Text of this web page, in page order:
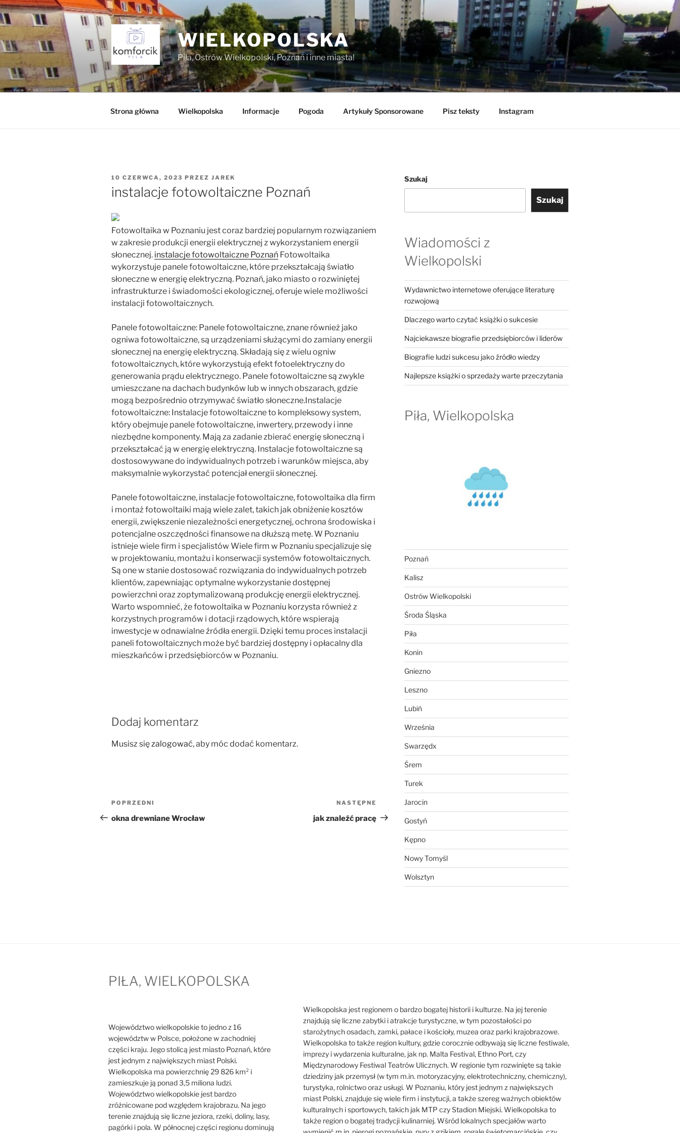
Przejdź
do
treści
WIELKOPOLSKA
Piła, Ostrów Wielkopolski, Poznań i inne miasta!
Strona główna Wielkopolska Informacje Pogoda Artykuły Sponsorowane Pisz teksty Instagram
OPUBLIKOWANE
W
10 CZERWCA, 2023 PRZEZ JAREK
instalacje fotowoltaiczne Poznań
Fotowoltaika w Poznaniu jest coraz bardziej popularnym rozwiązaniem
w zakresie produkcji energii elektrycznej z wykorzystaniem energii
słonecznej. instalacje fotowoltaiczne Poznań Fotowoltaika
wykorzystuje panele fotowoltaiczne, które przekształcają światło
słoneczne w energię elektryczną. Poznań, jako miasto o rozwiniętej
infrastrukturze i świadomości ekologicznej, oferuje wiele możliwości
instalacji fotowoltaicznych.
Panele fotowoltaiczne: Panele fotowoltaiczne, znane również jako
ogniwa fotowoltaiczne, są urządzeniami służącymi do zamiany energii
słonecznej na energię elektryczną. Składają się z wielu ogniw
fotowoltaicznych, które wykorzystują efekt fotoelektryczny do
generowania prądu elektrycznego. Panele fotowoltaiczne są zwykle
umieszczane na dachach budynków lub w innych obszarach, gdzie
mogą bezpośrednio otrzymywać światło słoneczne.Instalacje
fotowoltaiczne: Instalacje fotowoltaiczne to kompleksowy system,
który obejmuje panele fotowoltaiczne, inwertery, przewody i inne
niezbędne komponenty. Mają za zadanie zbierać energię słoneczną i
przekształcać ją w energię elektryczną. Instalacje fotowoltaiczne są
dostosowywane do indywidualnych potrzeb i warunków miejsca, aby
maksymalnie wykorzystać potencjał energii słonecznej.
Panele fotowoltaiczne, instalacje fotowoltaiczne, fotowoltaika dla firm
i montaż fotowoltaiki mają wiele zalet, takich jak obniżenie kosztów
energii, zwiększenie niezależności energetycznej, ochrona środowiska i
potencjalne oszczędności finansowe na dłuższą metę. W Poznaniu
istnieje wiele firm i specjalistów Wiele firm w Poznaniu specjalizuje się
w projektowaniu, montażu i konserwacji systemów fotowoltaicznych.
Są one w stanie dostosować rozwiązania do indywidualnych potrzeb
klientów, zapewniając optymalne wykorzystanie dostępnej
powierzchni oraz zoptymalizowaną produkcję energii elektrycznej.
Warto wspomnieć, że fotowoltaika w Poznaniu korzysta również z
korzystnych programów i dotacji rządowych, które wspierają
inwestycje w odnawialne źródła energii. Dzięki temu proces instalacji
paneli fotowoltaicznych może być bardziej dostępny i opłacalny dla
mieszkańców i przedsiębiorców w Poznaniu.
Dodaj komentarz
Musisz sięzalogować, aby móc dodać komentarz.
Nawigacja
wpisu
Poprzedni
wpis
POPRZEDNI
okna drewniane Wrocław
Następny
wpis
NASTĘPNE
jak znaleźć pracę
Szukaj
Szukaj
Wiadomości z
Wielkopolski
Wydawnictwo internetowe oferujące literaturę
rozwojową
Dlaczego warto czytać książki o sukcesie
Najciekawsze biografie przedsiębiorców i liderów
Biografie ludzi sukcesu jako źródło wiedzy
Najlepsze książki o sprzedaży warte przeczytania
Piła, Wielkopolska
Poznań
Kalisz
Ostrów Wielkopolski
Środa Śląska
Piła
Konin
Gniezno
Leszno
Lubiń
Września
Swarzędx
Śrem
Turek
Jarocin
Gostyń
Kępno
Nowy Tomyśl
Wolsztyn
PIŁA, WIELKOPOLSKA
Województwo wielkopolskie to jedno z 16
województw w Polsce, położone w zachodniej
części kraju. Jego stolicą jest miasto Poznań, które
jest jednym z największych miast Polski.
Wielkopolska ma powierzchnię 29 826 km² i
zamieszkuje ją ponad 3,5 miliona ludzi.
Województwo wielkopolskie jest bardzo
zróżnicowane pod względem krajobrazu. Na jego
terenie znajdują się liczne jeziora, rzeki, doliny, lasy,
pagórki i pola. W północnej części regionu dominują
Wielkopolska jest regionem o bardzo bogatej historii i kulturze. Na jej terenie
znajdują się liczne zabytki i atrakcje turystyczne, w tym pozostałości po
starożytnych osadach, zamki, pałace i kościoły, muzea oraz parki krajobrazowe.
Wielkopolska to także region kultury, gdzie corocznie odbywają się liczne festiwale,
imprezy i wydarzenia kulturalne, jak np. Malta Festival, Ethno Port, czy
Międzynarodowy Festiwal Teatrów Ulicznych. W regionie tym rozwinięte są takie
dziedziny jak przemysł (w tym m.in. motoryzacyjny, elektrotechniczny, chemiczny),
turystyka, rolnictwo oraz usługi. W Poznaniu, który jest jednym z największych
miast Polski, znajduje się wiele firm i instytucji, a także szereg ważnych obiektów
kulturalnych i sportowych, takich jak MTP czy Stadion Miejski. Wielkopolska to
także region o bogatej tradycji kulinarniej. Wśród lokalnych specjałów warto